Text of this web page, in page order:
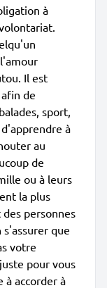
à
Il est
de
sport,
à
au
de
ou à leurs
la plus
personnes
que
votre
pour vous
à accorder à